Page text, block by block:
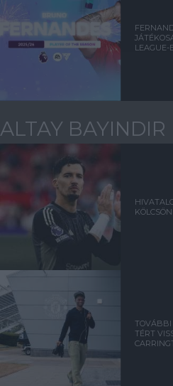
LEAGUE-
ALTAY BAYINDIR
TOVÁBBI
TÉRT